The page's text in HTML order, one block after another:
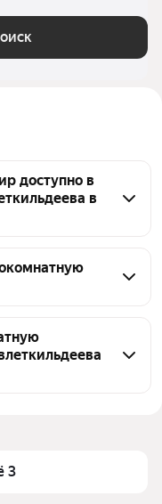
доступно в
в
в аренду 20
объявления от
для выбора
районе
3